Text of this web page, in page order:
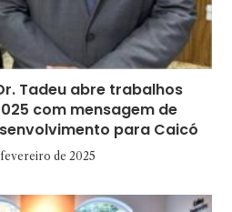
Tadeu abre trabalhos
com mensagem de
para Caicó
de 2025